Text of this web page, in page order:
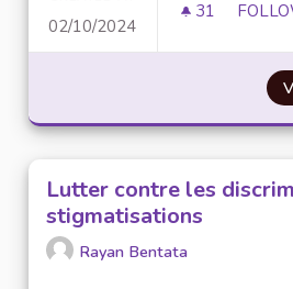
02/10/2024
31 31
Lutter contre les
stigmatisations
Rayan Bentata